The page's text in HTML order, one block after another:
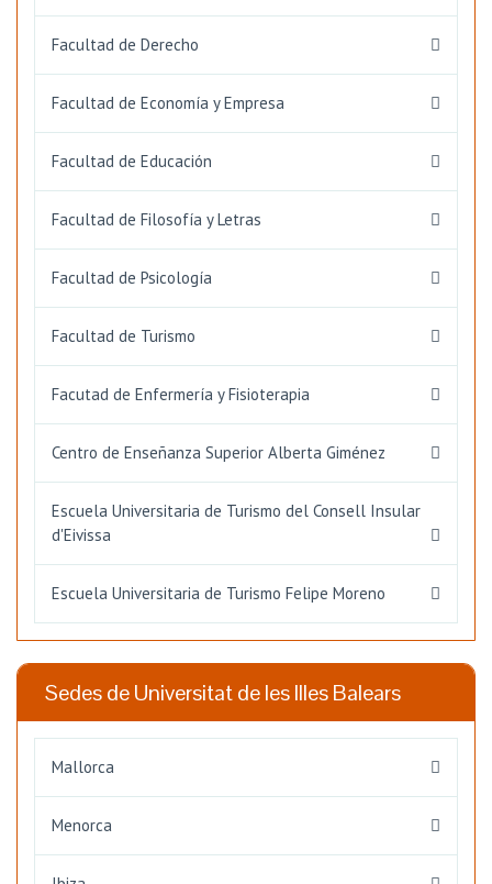
Facultad de Derecho
Facultad de Economía y Empresa
Facultad de Educación
Facultad de Filosofía y Letras
Facultad de Psicología
Facultad de Turismo
Facutad de Enfermería y Fisioterapia
Centro de Enseñanza Superior Alberta Giménez
Escuela Universitaria de Turismo del Consell Insular
d'Eivissa
Escuela Universitaria de Turismo Felipe Moreno
Sedes de Universitat de les Illes Balears
Mallorca
Menorca